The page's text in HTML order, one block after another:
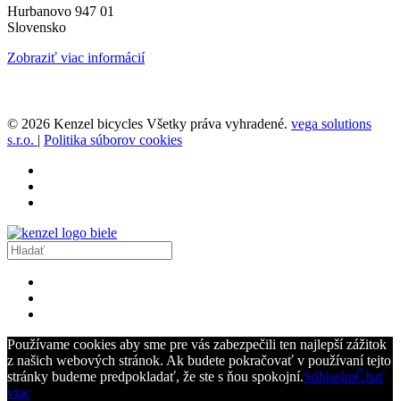
Hurbanovo 947 01
Slovensko
Zobraziť viac informácií
© 2026 Kenzel bicycles Všetky práva vyhradené. vega solutions
s.r.o. | Politika súborov cookies
Používame cookies aby sme pre vás zabezpečili ten najlepší zážitok
z našich webových stránok. Ak budete pokračovať v používaní tejto
stránky budeme predpokladať, že ste s ňou spokojní.SúhlasímČítať
viac